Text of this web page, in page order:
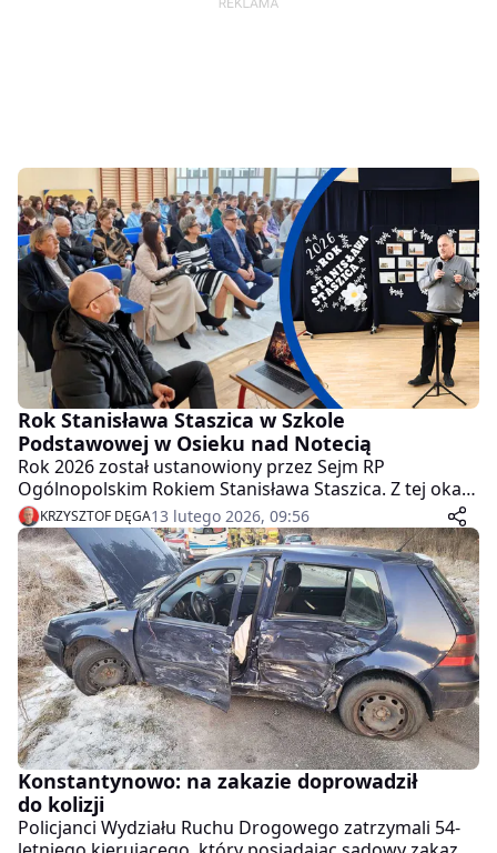
Rok Stanisława Staszica w Szkole
Podstawowej w Osieku nad Notecią
Rok 2026 został ustanowiony przez Sejm RP
Ogólnopolskim Rokiem Stanisława Staszica. Z tej okazji
w Szkole Podstawowej w Osieku nad Notecią odbyło
się niezwykłe spotkanie.
KRZYSZTOF DĘGA13 lutego 2026, 09:56
Konstantynowo: na zakazie doprowadził
do kolizji
Policjanci Wydziału Ruchu Drogowego zatrzymali 54-